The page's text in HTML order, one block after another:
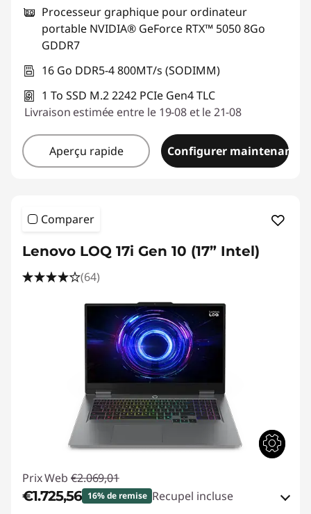
Processeur graphique pour ordinateur
portable NVIDIA® GeForce RTX™ 5050 8Go
GDDR7
16 Go DDR5-4 800MT/s (SODIMM)
1 To SSD M.2 2242 PCIe Gen4 TLC
Livraison estimée entre le 19-08 et le 21-08
Aperçu rapide Configurer maintenant
Comparer
Lenovo LOQ 17i Gen 10 (17” Intel)
(64)
Prix Web €2.069,01
€1.725,56 16% de remise Recupel incluse